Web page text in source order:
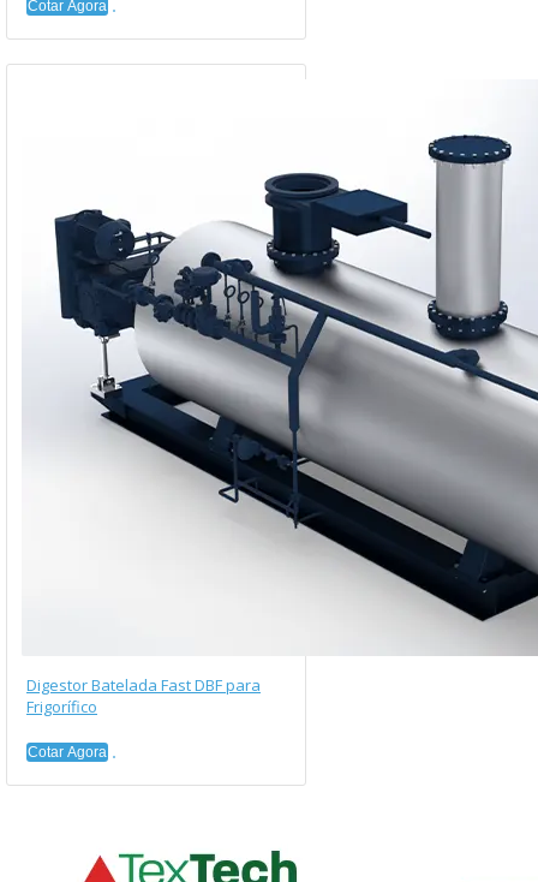
Cotar Agora
Digestor Batelada Fast DBF para
Frigorífico
Cotar Agora